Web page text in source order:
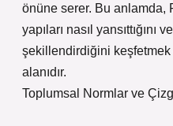
önüne serer. Bu anlamda,
yapıları nasıl yansıttığını
şekillendirdiğini
alanıdır.
Toplumsal Normlar ve